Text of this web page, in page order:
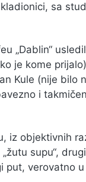
sa
„Dablin“
je kome
Kule (nije bilo
i
iz objektivnih
supu“,
put, verovatno